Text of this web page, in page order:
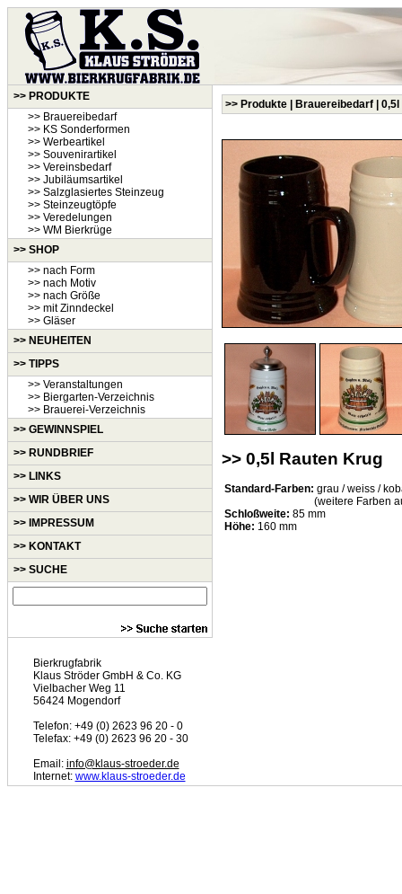
>> PRODUKTE
>> Brauereibedarf
>> KS Sonderformen
>> Werbeartikel
>> Souvenirartikel
>> Vereinsbedarf
>> Jubiläumsartikel
>> Salzglasiertes Steinzeug
>> Steinzeugtöpfe
>> Veredelungen
>> WM Bierkrüge
>> SHOP
>> nach Form
>> nach Motiv
>> nach Größe
>> mit Zinndeckel
>> Gläser
>> NEUHEITEN
>> TIPPS
>> Veranstaltungen
>> Biergarten-Verzeichnis
>> Brauerei-Verzeichnis
>> GEWINNSPIEL
>> RUNDBRIEF
>> LINKS
>> WIR ÜBER UNS
>> IMPRESSUM
>> KONTAKT
>> SUCHE
Bierkrugfabrik
Klaus Ströder GmbH & Co. KG
Vielbacher Weg 11
56424 Mogendorf
Telefon: +49 (0) 2623 96 20 - 0
Telefax: +49 (0) 2623 96 20 - 30
Email: info@klaus-stroeder.de
Internet: www.klaus-stroeder.de
>> Produkte | Brauereibedarf |
>> 0,5l Rauten Krug
Standard-Farben: grau / weiss /
(weitere Farben
Schloßweite: 85 mm
Höhe: 160 mm